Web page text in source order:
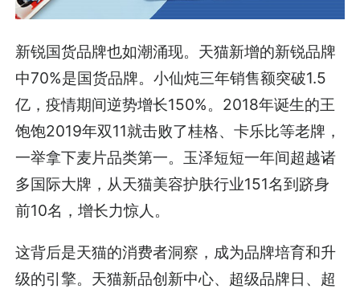
新锐国货品牌也如潮涌现。天猫新增的新锐品牌
中70%是国货品牌。小仙炖三年销售额突破1.5
亿，疫情期间逆势增长150%。2018年诞生的王
饱饱2019年双11就击败了桂格、卡乐比等老牌，
一举拿下麦片品类第一。玉泽短短一年间超越诸
多国际大牌，从天猫美容护肤行业151名到跻身
前10名，增长力惊人。
这背后是天猫的消费者洞察，成为品牌培育和升
级的引擎。天猫新品创新中心、超级品牌日、超